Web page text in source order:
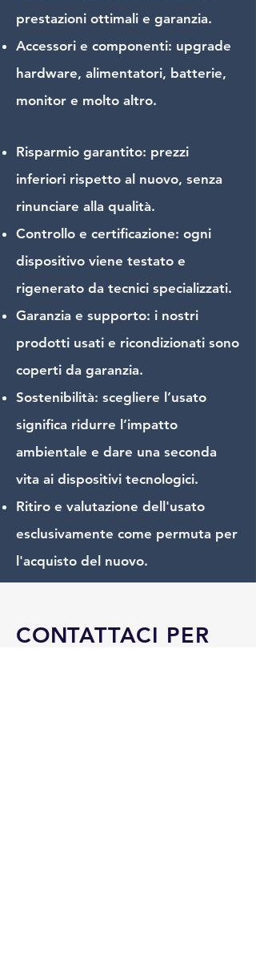
prestazioni ottimali e garanzia.
Accessori e componenti: upgrade
hardware, alimentatori, batterie,
monitor e molto altro.
Risparmio garantito: prezzi
inferiori rispetto al nuovo, senza
rinunciare alla qualità.
Controllo e certificazione: ogni
dispositivo viene testato e
rigenerato da tecnici specializzati.
Garanzia e supporto: i nostri
prodotti usati e ricondizionati sono
coperti da garanzia.
Sostenibilità: scegliere l’usato
significa ridurre l’impatto
ambientale e dare una seconda
vita ai dispositivi tecnologici.
Ritiro e valutazione dell'usato
esclusivamente come permuta per
l'acquisto del nuovo.
CONTATTACI PER